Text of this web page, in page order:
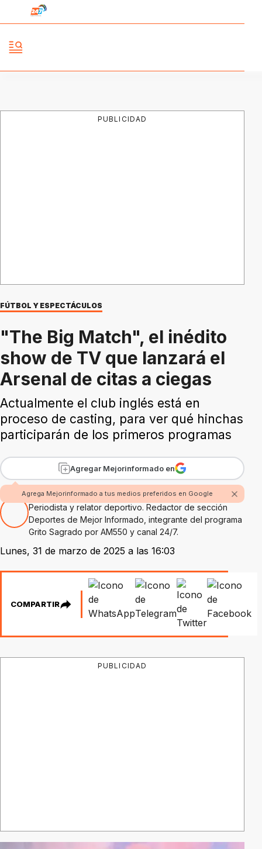
PUBLICIDAD
FÚTBOL Y ESPECTÁCULOS
"The Big Match", el inédito
show de TV que lanzará el
Arsenal de citas a ciegas
Actualmente el club inglés está en
proceso de casting, para ver qué hinchas
participarán de los primeros programas
Agregar Mejorinformado en
Agrega Mejorinformado a tus medios preferidos en Google
Por Hugo Alejandro Amaolo
Periodista y relator deportivo. Redactor de sección
Deportes de Mejor Informado, integrante del programa
Grito Sagrado por AM550 y canal 24/7.
Lunes, 31 de marzo de 2025 a las 16:03
COMPARTIR
PUBLICIDAD